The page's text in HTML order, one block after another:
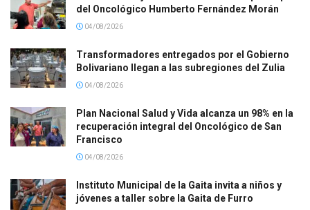
del Oncológico Humberto Fernández Morán
04/08/2026
Transformadores entregados por el Gobierno
Bolivariano llegan a las subregiones del Zulia
04/08/2026
Plan Nacional Salud y Vida alcanza un 98% en la
recuperación integral del Oncológico de San
Francisco
04/08/2026
Instituto Municipal de la Gaita invita a niños y
jóvenes a taller sobre la Gaita de Furro